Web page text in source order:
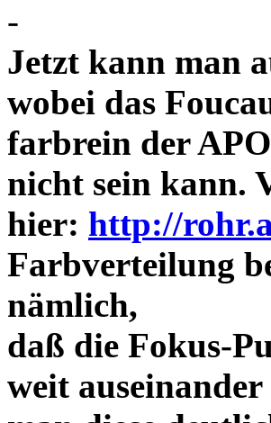
-
Jetzt kann man
wobei das
farbrein der APO
nicht sein kann.
hier: http://
Farbverteilung
nämlich,
daß die Fokus-
weit